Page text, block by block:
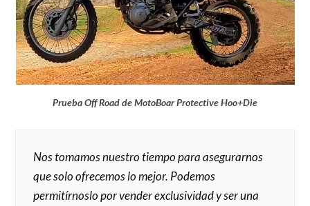
Prueba Off Road de MotoBoar Protective Hoo+Die
Nos tomamos nuestro tiempo para asegurarnos
que solo ofrecemos lo mejor. Podemos
permitírnoslo por vender exclusividad y ser una